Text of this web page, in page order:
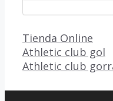
Categorías
Tienda Online
Athletic club gol
Athletic club